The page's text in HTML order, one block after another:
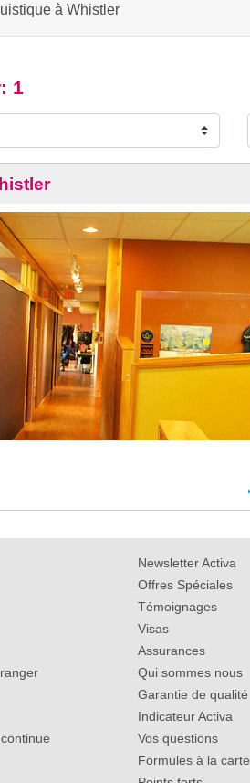
à Whistler
: 1
Newsletter Activa
Offres Spéciales
Témoignages
Visas
Assurances
Qui sommes nous
Garantie de qualité
Indicateur Activa
Vos questions
Formules à la carte